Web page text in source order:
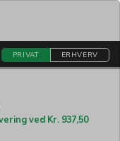
PRIVAT ERHVERV
ved Kr. 937,50